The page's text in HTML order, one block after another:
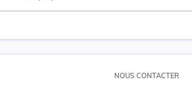
NOUS CONTACTER